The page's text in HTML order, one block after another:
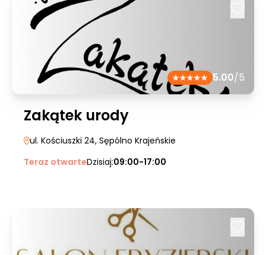
5.00/5
Zakątek urody
ul. Kościuszki 24, Sępólno Krajeńskie
Teraz otwarteDzisiaj:09:00-17:00